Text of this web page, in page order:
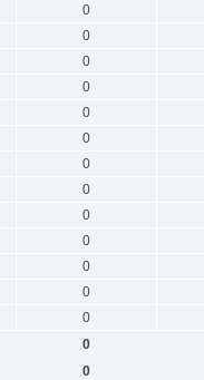
0
0
0
0
0
0
0
0
0
0
0
0
0
0
0